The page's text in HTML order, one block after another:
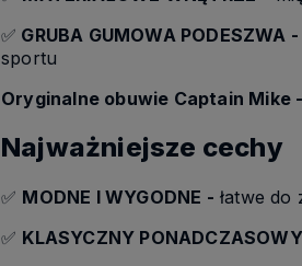
✅ GRUBA GUMOWA PODESZWA -
sportu
Oryginalne obuwie Captain
Najważniejsze cechy
✅ MODNE I WYGODNE - łatwe do
✅ KLASYCZNY